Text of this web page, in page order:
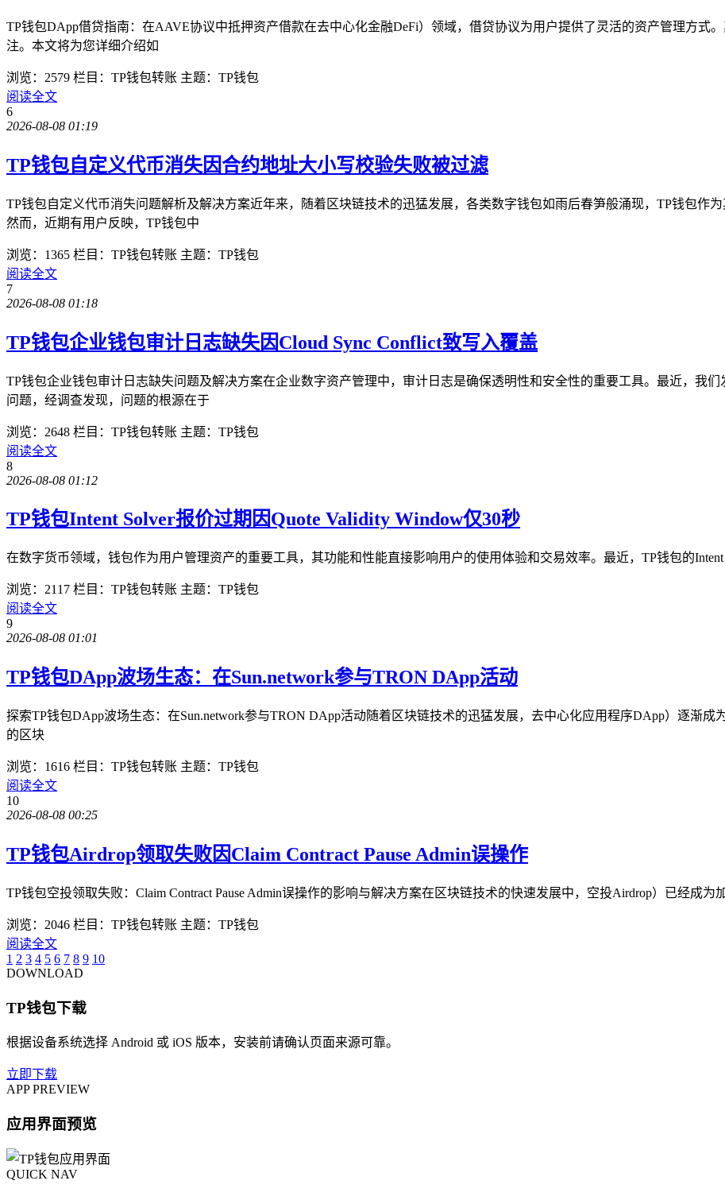
TP钱包DApp借贷指南：在AAVE协议中抵押资产借款在去中心化金融DeFi）领域，借贷协议为用户提供了灵活的资产管理方式
注。本文将为您详细介绍如
浏览：2579 栏目：TP钱包转账 主题：TP钱包
阅读全文
6
2026-08-08 01:19
TP钱包自定义代币消失因合约地址大小写校验失败被过滤
TP钱包自定义代币消失问题解析及解决方案近年来，随着区块链技术的迅猛发展，各类数字钱包如雨后春笋般涌现，TP钱包作
然而，近期有用户反映，TP钱包中
浏览：1365 栏目：TP钱包转账 主题：TP钱包
阅读全文
7
2026-08-08 01:18
TP钱包企业钱包审计日志缺失因Cloud Sync Conflict致写入覆盖
TP钱包企业钱包审计日志缺失问题及解决方案在企业数字资产管理中，审计日志是确保透明性和安全性的重要工具。最近，我
问题，经调查发现，问题的根源在于
浏览：2648 栏目：TP钱包转账 主题：TP钱包
阅读全文
8
2026-08-08 01:12
TP钱包Intent Solver报价过期因Quote Validity Window仅30秒
在数字货币领域，钱包作为用户管理资产的重要工具，其功能和性能直接影响用户的使用体验和交易效率。最近，TP钱包的Intent
浏览：2117 栏目：TP钱包转账 主题：TP钱包
阅读全文
9
2026-08-08 01:01
TP钱包DApp波场生态：在Sun.network参与TRON DApp活动
探索TP钱包DApp波场生态：在Sun.network参与TRON DApp活动随着区块链技术的迅猛发展，去中心化应用程序DApp）逐渐
的区块
浏览：1616 栏目：TP钱包转账 主题：TP钱包
阅读全文
10
2026-08-08 00:25
TP钱包Airdrop领取失败因Claim Contract Pause Admin误操作
TP钱包空投领取失败：Claim Contract Pause Admin误操作的影响与解决方案在区块链技术的快速发展中，空投Airdrop）已经成
浏览：2046 栏目：TP钱包转账 主题：TP钱包
阅读全文
1 2 3 4 5 6 7 8 9 10
DOWNLOAD
TP钱包下载
根据设备系统选择 Android 或 iOS 版本，安装前请确认页面来源可靠。
立即下载
APP PREVIEW
应用界面预览
QUICK NAV